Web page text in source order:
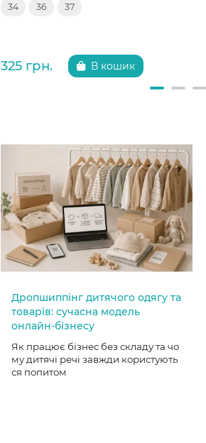
34 36 37
325 грн. В кошик
Дропшиппінг дитячого одягу та
товарів: сучасна модель
онлайн-бізнесу
Як працює бізнес без складу та чо
му дитячі речі завжди користують
ся попитом